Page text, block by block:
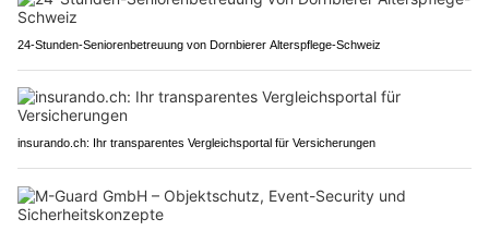
24-Stunden-Seniorenbetreuung von Dornbierer Alterspflege-Schweiz
insurando.ch: Ihr transparentes Vergleichsportal für Versicherungen